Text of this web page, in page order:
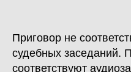
Приговор не
судебных заседаний.
соответствуют